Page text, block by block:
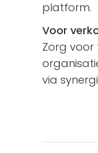
platform.
Voor
Zorg voor
via